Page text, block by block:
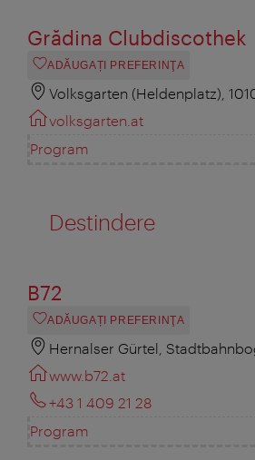
Grădina Clubdiscothek
ADĂUGAȚI PREFERINŢA
Volksgarten (Heldenplatz),
volksgarten.at
Program
Destindere
B72
ADĂUGAȚI PREFERINŢA
Hernalser Gürtel,
www.b72.at
+43 1 409 21 28
Program